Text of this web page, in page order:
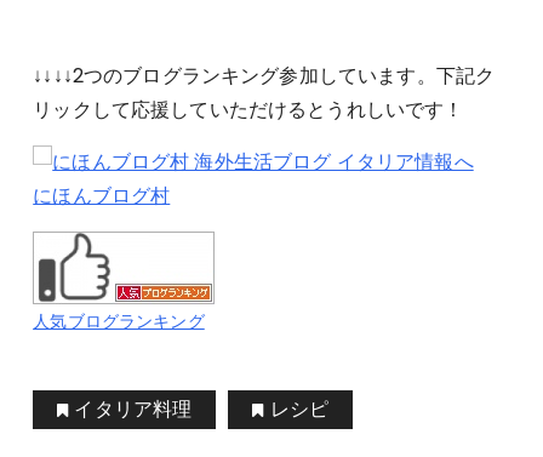
↓↓↓↓2つのブログランキング参加しています。下記ク
リックして応援していただけるとうれしいです！
にほんブログ村
人気ブログランキング
イタリア料理 レシピ